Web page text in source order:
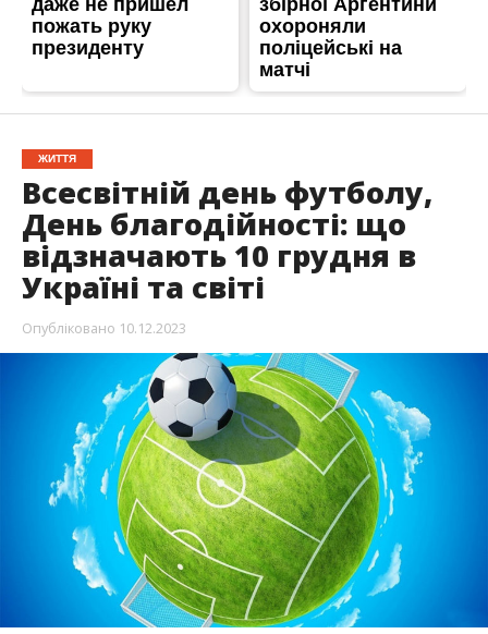
ЖИТТЯ
Всесвітній день футболу,
День благодійності: що
відзначають 10 грудня в
Україні та світі
Опубліковано 10.12.2023